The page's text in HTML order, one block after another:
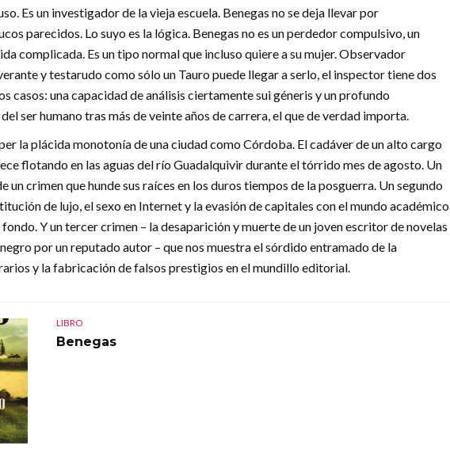
Es un investigador de la vieja escuela. Benegas no se deja llevar por
parecidos. Lo suyo es la lógica. Benegas no es un perdedor compulsivo, un
complicada. Es un tipo normal que incluso quiere a su mujer. Observador
y testarudo como sólo un Tauro puede llegar a serlo, el inspector tiene dos
casos: una capacidad de análisis ciertamente sui géneris y un profundo
ser humano tras más de veinte años de carrera, el que de verdad importa.
la plácida monotonía de una ciudad como Córdoba. El cadáver de un alto cargo
flotando en las aguas del río Guadalquivir durante el tórrido mes de agosto. Un
un crimen que hunde sus raíces en los duros tiempos de la posguerra. Un segundo
de lujo, el sexo en Internet y la evasión de capitales con el mundo académico
Y un tercer crimen – la desaparición y muerte de un joven escritor de novelas
por un reputado autor – que nos muestra el sórdido entramado de la
y la fabricación de falsos prestigios en el mundillo editorial.
LIBRO
Benegas